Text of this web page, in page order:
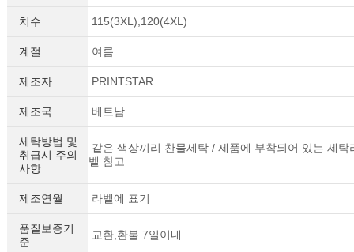
치수 115(3XL),120(4XL)
계절 여름
제조자 PRINTSTAR
제조국 베트남
세탁방법 및
취급시 주의
사항
같은 색상끼리 찬물세탁 / 제품에 부착되어 있는 세탁
벨 참고
제조연월 라벨에 표기
품질보증기
준
교환,환불 7일이내